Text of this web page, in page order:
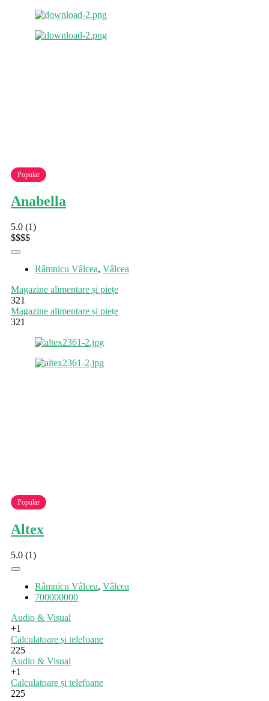
Popular
Anabella
5.0 (1)
$$$$
Râmnicu Vâlcea, Vâlcea
Magazine alimentare și piețe
321
Magazine alimentare și piețe
321
Popular
Altex
5.0 (1)
Râmnicu Vâlcea, Vâlcea
700000000
Audio & Visual
+1
Calculatoare și telefoane
225
Audio & Visual
+1
Calculatoare și telefoane
225